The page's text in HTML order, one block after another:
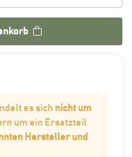
es sich nicht um
um ein Ersatzteil
Hersteller und